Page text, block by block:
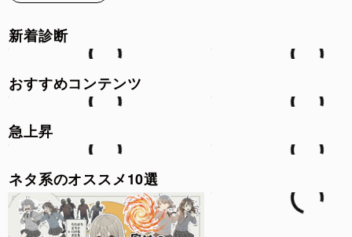
本音と建前が生まれる理由
ではありません。
友人との付き合い、恋愛、学校や職場などでは、自分の気持
する場面があります。そのため、本心と表向きの態度に差が
生まれることがあります。
たり、本音を我慢しすぎてしまったりすることもあります。
本音と建前はどちらか一方が正しいのではなく、その人らし
いバランスが大切だと考えられています。
新着診断
おすすめコンテンツ
急上昇
ネタ系のオススメ10選